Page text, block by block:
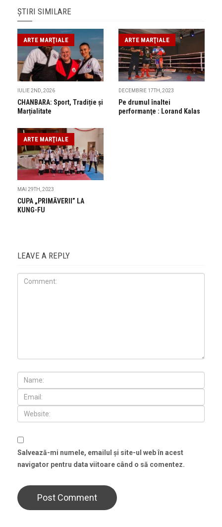
ȘTIRI SIMILARE
ARTE MARŢIALE
IULIE 2ND, 2026
CHANBARA: Sport, Tradiție și
Marțialitate
ARTE MARŢIALE
DECEMBRIE 17TH, 2023
Pe drumul înaltei
performanţe : Lorand Kalas
ARTE MARŢIALE
MAI 29TH, 2023
CUPA „PRIMĂVERII” LA
KUNG-FU
LEAVE A REPLY
Salvează-mi numele, emailul și site-ul web în acest
navigator pentru data viitoare când o să comentez.